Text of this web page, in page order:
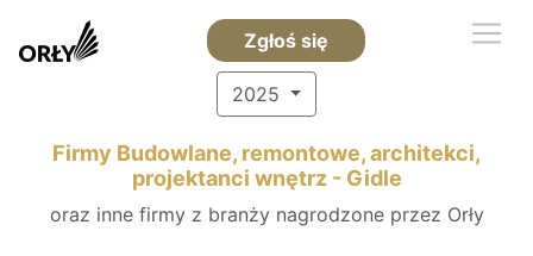
Zgłoś się
2025
Firmy Budowlane, remontowe, architekci,
projektanci wnętrz - Gidle
oraz inne firmy z branży nagrodzone przez Orły